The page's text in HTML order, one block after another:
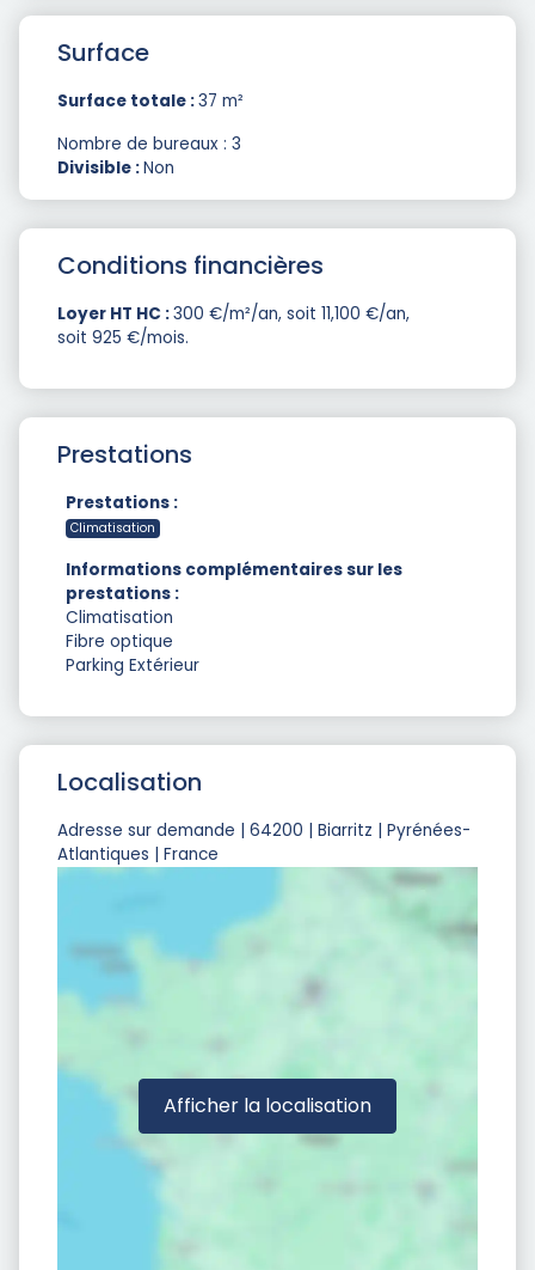
Surface
Surface totale :37 m²
Nombre de bureaux : 3
Divisible :Non
Conditions financières
Loyer HT HC :300 €/m²/an, soit 11,100 €/an,
soit 925 €/mois.
Prestations
Prestations :
Climatisation
Informations complémentaires sur les
prestations :
Climatisation
Fibre optique
Parking Extérieur
Localisation
Adresse sur demande | 64200 | Biarritz | Pyrénées-
Atlantiques | France
Afficher la localisation